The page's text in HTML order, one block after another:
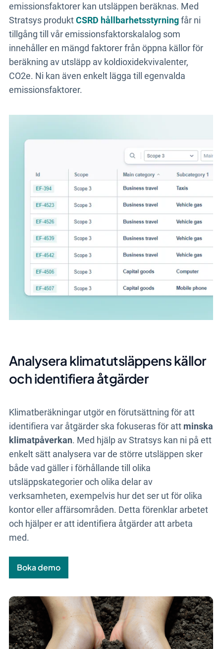
emissionsfaktorer kan utsläppen beräknas. Med
Stratsys produktCSRD hållbarhetsstyrningfår ni
tillgång till vår emissionsfaktorskalalog som
innehåller en mängd faktorer från öppna källor för
beräkning av utsläpp av koldioxidekvivalenter,
CO2e. Ni kan även enkelt lägga till egenvalda
emissionsfaktorer.
Analysera klimatutsläppens källor
och identifiera åtgärder
Klimatberäkningar utgör en förutsättning för att
identifiera var åtgärder ska fokuseras för att minska
klimatpåverkan. Med hjälp av Stratsys kan ni på ett
enkelt sätt analysera var de större utsläppen sker
både vad gäller i förhållande till olika
utsläppskategorier och olika delar av
verksamheten, exempelvis hur det ser ut för olika
kontor eller affärsområden. Detta förenklar arbetet
och hjälper er att identifiera åtgärder att arbeta
med.
Boka demo